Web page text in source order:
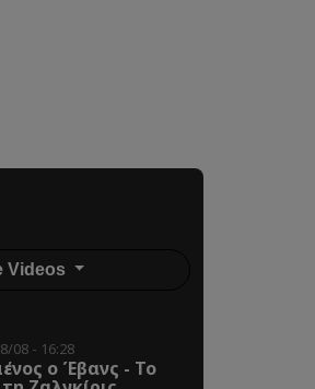
Videos
08 - 16:28
ο Έβανς - Το